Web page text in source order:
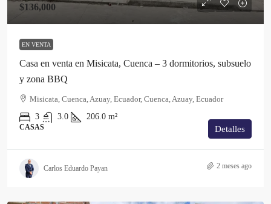
$136,000
EN VENTA
Casa en venta en Misicata, Cuenca – 3 dormitorios, subsuelo
y zona BBQ
Misicata, Cuenca, Azuay, Ecuador, Cuenca, Azuay, Ecuador
3
3.0 206.0 m²
CASAS Detalles
Carlos Eduardo Payan 2 meses ago